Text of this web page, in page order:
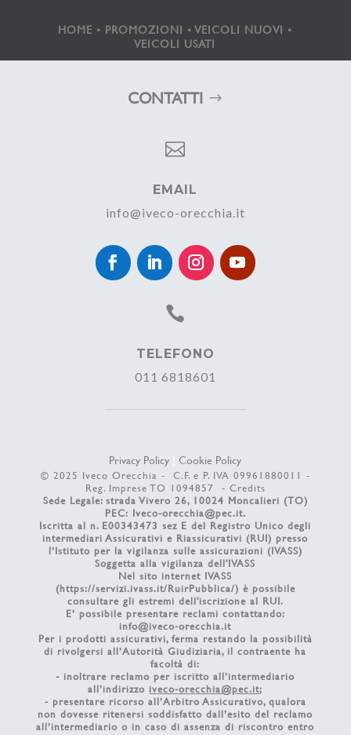
HOME • PROMOZIONI •VEICOLI NUOVI •
VEICOLI USATI
CONTATTI

EMAIL
info@iveco-orecchia.it

TELEFONO
011 6818601
Privacy Policy |Cookie Policy
© 2025 Iveco Orecchia - C.F. e P. IVA 09961880011 -
Reg. Imprese TO 1094857 - Credits
Sede Legale: strada Vivero 26, 10024 Moncalieri (TO)
PEC: Iveco-orecchia@pec.it.
Iscritta al n. E00343473 sez E del Registro Unico degli
intermediari Assicurativi e Riassicurativi (RUI) presso
l’Istituto per la vigilanza sulle assicurazioni (IVASS)
Soggetta alla vigilanza dell'IVASS
Nel sito internet IVASS
(https://servizi.ivass.it/RuirPubblica/) è possibile
consultare gli estremi dell'iscrizione al RUI.
E’ possibile presentare reclami contattando:
info@iveco-orecchia.it
Per i prodotti assicurativi, ferma restando la possibilità
di rivolgersi all’Autorità Giudiziaria, il contraente ha
facoltà di:
- inoltrare reclamo per iscritto all’intermediario
all’indirizzo iveco-orecchia@pec.it;
- presentare ricorso all’Arbitro Assicurativo, qualora
non dovesse ritenersi soddisfatto dall’esito del reclamo
all’intermediario o in caso di assenza di riscontro entro